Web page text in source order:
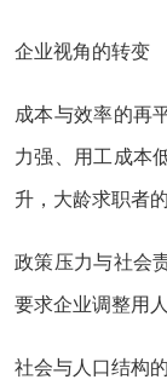
企业视角的转变
成本与效率的再
力强、用工成本
升，大龄求职者
政策压力与社会
要求企业调整用人
社会与人口结构